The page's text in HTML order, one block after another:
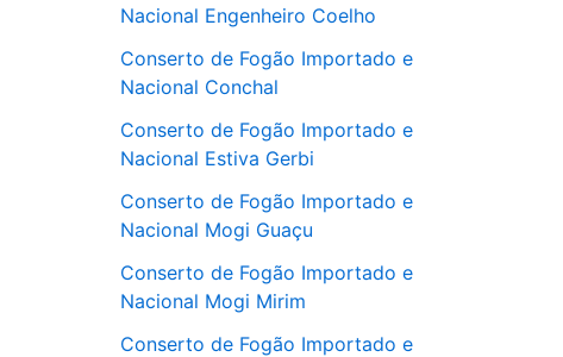
Nacional Engenheiro Coelho
Conserto de Fogão Importado e
Nacional Conchal
Conserto de Fogão Importado e
Nacional Estiva Gerbi
Conserto de Fogão Importado e
Nacional Mogi Guaçu
Conserto de Fogão Importado e
Nacional Mogi Mirim
Conserto de Fogão Importado e